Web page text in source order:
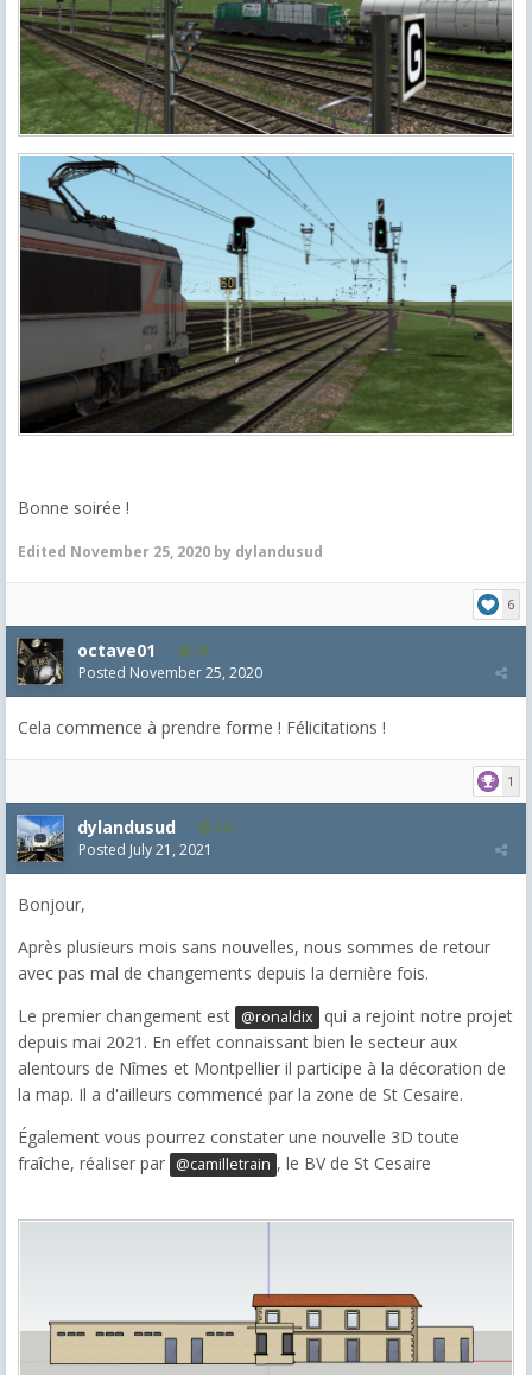
Bonne soirée !
Edited November 25, 2020 by dylandusud
6
octave01 38
Posted November 25, 2020
Cela commence à prendre forme ! Félicitations !
1
dylandusud 121
Posted July 21, 2021
Bonjour,
Après plusieurs mois sans nouvelles, nous sommes de retour
avec pas mal de changements depuis la dernière fois.
Le premier changement est @ronaldix qui a rejoint notre projet
depuis mai 2021. En effet connaissant bien le secteur aux
alentours de Nîmes et Montpellier il participe à la décoration de
la map. Il a d'ailleurs commencé par la zone de St Cesaire.
Également vous pourrez constater une nouvelle 3D toute
fraîche, réaliser par @camilletrain , le BV de St Cesaire